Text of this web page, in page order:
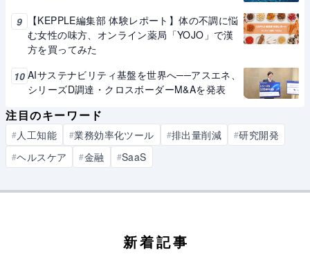
9
【KEPPLE編集部 体験レポート】体の不調に悩
む女性の味方、オンライン薬局「YOJO」で漢
方を買ってみた
10 AIサステナビリティ基盤を世界へ──アスエネ、
シリーズD調達・クロスボーダーM&Aを発表
注目のキーワード
#人工知能 #業務効率化ツール #排出量削減 #研究開発
#ヘルスケア #金融 #SaaS
新着記事